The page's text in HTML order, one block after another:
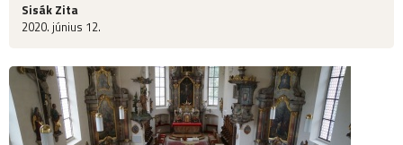
Sisák Zita
2020. június 12.